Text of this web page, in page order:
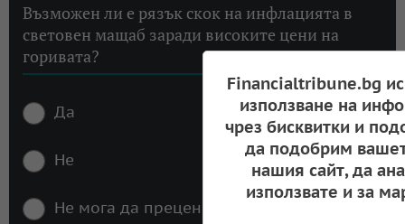
Възможен ли е рязък скок на инфлацията в
световен мащаб заради високите цени на
горивата?
Да
Не
Не мога да преценя
Financialtribune.bg
използване на
чрез бисквитки и
да подобрим
нашия сайт, да
използвате и за